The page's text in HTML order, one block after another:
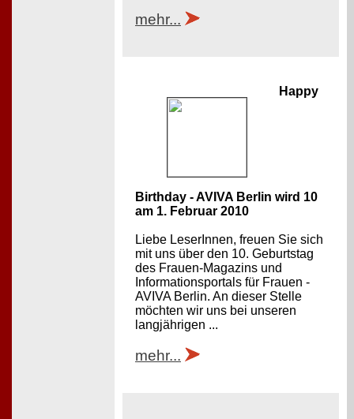
mehr...
Happy
Birthday - AVIVA Berlin wird 10
am 1. Februar 2010
Liebe LeserInnen, freuen Sie sich
mit uns über den 10. Geburtstag
des Frauen-Magazins und
Informationsportals für Frauen -
AVIVA Berlin. An dieser Stelle
möchten wir uns bei unseren
langjährigen ...
mehr...